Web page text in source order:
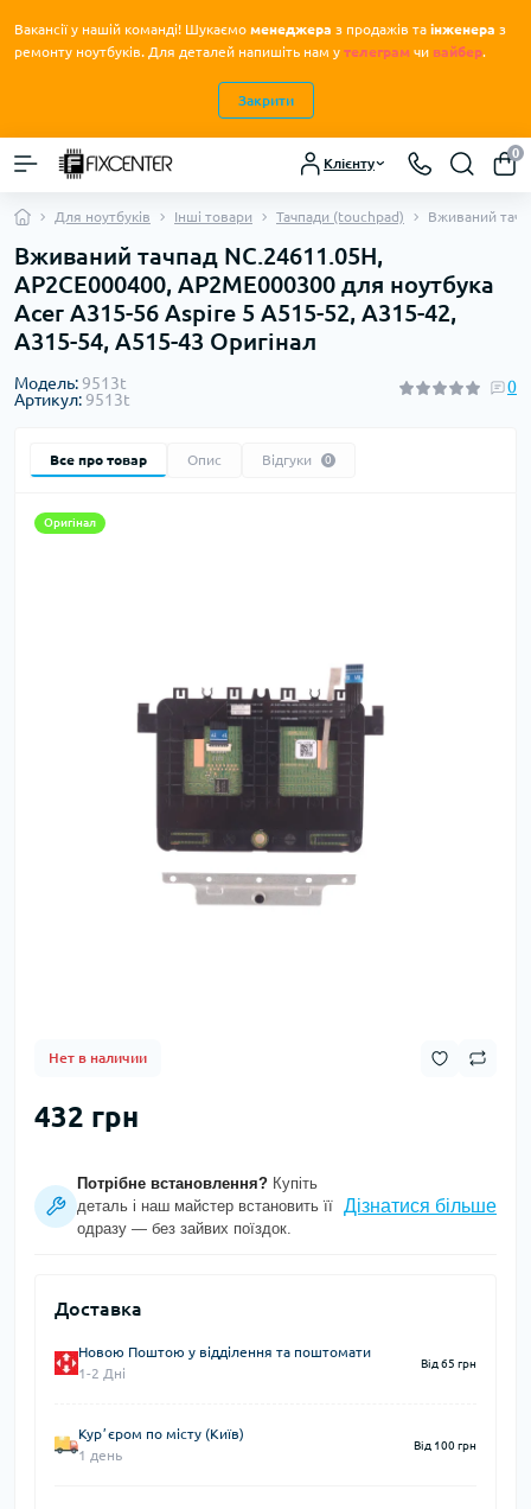
Вакансії у нашій команді! Шукаємо менеджера з продажів та інженера з
ремонту ноутбуків. Для деталей напишіть нам у телеграм чи вайбер.
Закрити
Клієнту
0
Для ноутбуків Інші товари Тачпади (touchpad) Вживаний
Вживаний тачпад NC.24611.05H,
AP2CE000400, AP2ME000300 для ноутбука
Acer A315-56 Aspire 5 A515-52, A315-42,
A315-54, A515-43 Оригінал
Модель: 9513t
Артикул: 9513t
0
Все про товар Опис Відгуки 0
Оригінал
Нет в наличии
432 грн
Потрібне встановлення? Купіть
деталь і наш майстер встановить її
одразу — без зайвих поїздок.
Дізнатися більше
Доставка
Новою Поштою у відділення та поштомати
1-2 Дні
Від 65 грн
Курʼєром по місту (Київ)
1 день
Від 100 грн